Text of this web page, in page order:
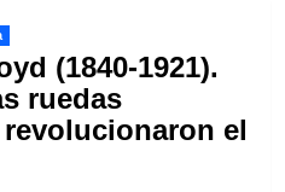
(1840-1921).
ruedas
el